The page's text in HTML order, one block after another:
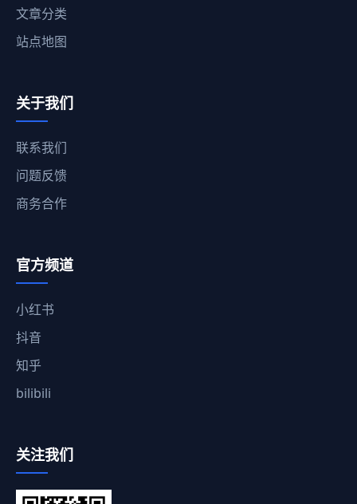
文章分类
站点地图
关于我们
联系我们
问题反馈
商务合作
官方频道
小红书
抖音
知乎
bilibili
关注我们